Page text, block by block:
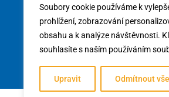
Soubory cookie používáme k
prohlížení, zobrazování
obsahu a k analýze návštěvnosti.
souhlasíte s naším používáním
Upravit Odmítnout vše
Ke stažení